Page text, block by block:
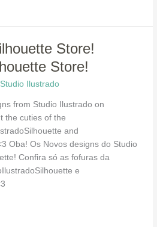
Store!
Store!
Studio Ilustrado
from Studio Ilustrado on
the cuties of the
and
Oba! Os Novos designs do Studio
Confira só as fofuras da
e